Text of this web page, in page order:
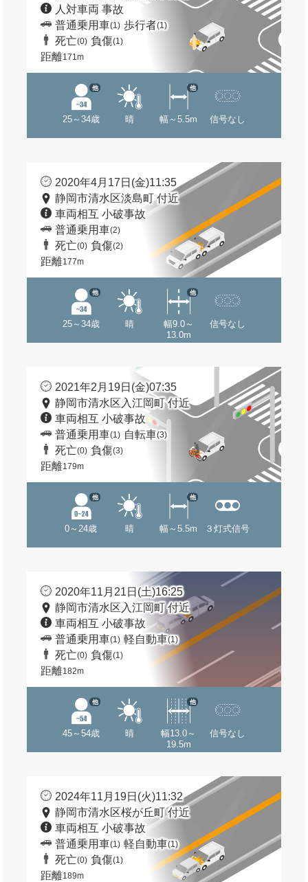
人対車両 事故
普通乗用車(1) 歩行者(1)
死亡(0) 負傷(1)
距離171m
25～34歳
他
晴 幅～5.5m
他
信号なし
2020年4月17日(金)11:35
静岡市清水区淡島町 付近
車両相互 小破事故
普通乗用車(2)
死亡(0) 負傷(2)
距離177m
25～34歳
他
晴
幅9.0～
13.0m
他
信号なし
2021年2月19日(金)07:35
静岡市清水区入江岡町 付近
車両相互 小破事故
普通乗用車(1) 自転車(3)
死亡(0) 負傷(3)
距離179m
0～24歳
他
晴 幅～5.5m
他
３灯式信号
2020年11月21日(土)16:25
静岡市清水区入江岡町 付近
車両相互 小破事故
普通乗用車(1) 軽自動車(1)
死亡(0) 負傷(1)
距離182m
45～54歳
他
晴
幅13.0～
19.5m
他
信号なし
2024年11月19日(火)11:32
静岡市清水区桜が丘町 付近
車両相互 小破事故
普通乗用車(1) 軽自動車(1)
死亡(0) 負傷(1)
距離189m